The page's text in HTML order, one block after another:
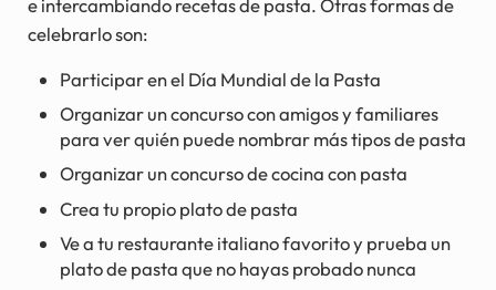
celebrarlo son:
Participar en el Día Mundial de la Pasta
Organizar un concurso con amigos y familiares
para ver quién puede nombrar más tipos de pasta
Organizar un concurso de cocina con pasta
Crea tu propio plato de pasta
Ve a tu restaurante italiano favorito y prueba un
plato de pasta que no hayas probado nunca